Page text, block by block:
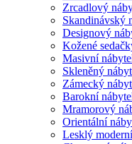
Zrcadlový
Skandinávský
Designový
Kožené
Masivní
Skleněný
Zámecký
Barokní
Mramorový
Orientální
Lesklý